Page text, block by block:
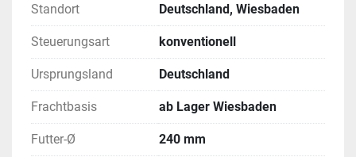
Standort Deutschland, Wiesbaden
Steuerungsart konventionell
Ursprungsland Deutschland
Frachtbasis ab Lager Wiesbaden
Futter-Ø 240 mm